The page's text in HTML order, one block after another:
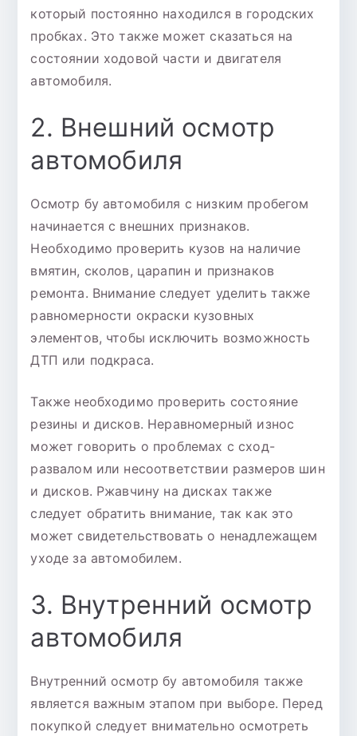
который постоянно находился в городских
пробках. Это также может сказаться на
состоянии ходовой части и двигателя
автомобиля.
2. Внешний осмотр
автомобиля
Осмотр бу автомобиля с низким пробегом
начинается с внешних признаков.
Необходимо проверить кузов на наличие
вмятин, сколов, царапин и признаков
ремонта. Внимание следует уделить также
равномерности окраски кузовных
элементов, чтобы исключить возможность
ДТП или подкраса.
Также необходимо проверить состояние
резины и дисков. Неравномерный износ
может говорить о проблемах с сход-
развалом или несоответствии размеров шин
и дисков. Ржавчину на дисках также
следует обратить внимание, так как это
может свидетельствовать о ненадлежащем
уходе за автомобилем.
3. Внутренний осмотр
автомобиля
Внутренний осмотр бу автомобиля также
является важным этапом при выборе. Перед
покупкой следует внимательно осмотреть